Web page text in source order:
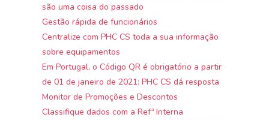
são uma coisa do passado
Gestão rápida de funcionários
Centralize com PHC CS toda a sua informação
sobre equipamentos
Em Portugal, o Código QR é obrigatório a partir
de 01 de janeiro de 2021: PHC CS dá resposta
Monitor de Promoções e Descontos
Classifique dados com a Refª Interna